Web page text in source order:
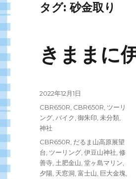
タグ:砂金取り
きままに
投
2022年12月1日
カ
テ
ゴ
ー
CBR650R CBR650R ツーリ
ング バイク ,御朱印 未分類
神社
タ
グ
CBR650R だるま山高原展望
台 ツーリング ,伊豆山神社 ,修
善寺 土肥金山 ,堂ヶ島マリン
夕陽 天窓洞 ,富士山 巨大金塊